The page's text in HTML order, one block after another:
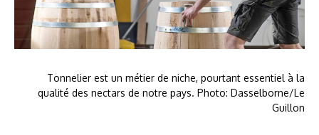
Tonnelier est un métier de niche, pourtant essentiel à la
qualité des nectars de notre pays. Photo: Dasselborne/Le
Guillon